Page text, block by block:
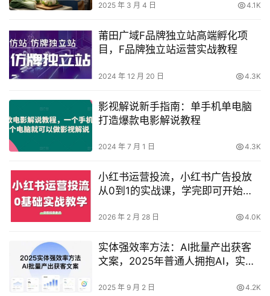
2025 年 3 月 4 日 4.1K
莆田广域F品牌独立站高端孵化项
目，F品牌独立站运营实战教程
2024 年 12 月 20 日 4.3K
影视解说新手指南：单手机单电脑
打造爆款电影解说教程
2024 年 7 月 1 日 4.3K
小红书运营投流，小红书广告投放
从0到1的实战课，学完即可开始投
2026 年 2 月 28 日 4.0K
实体强效率方法：AI批量产出获客
文案，2025年普通人拥抱AI，实现
2025 年 9 月 2 日 4.2K